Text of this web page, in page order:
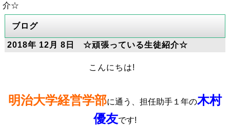
介☆
ブログ
2018年 12月 8日 ☆頑張っている生徒紹介☆
こんにちは!
明治大学経営学部に通う、担任助手１年の木村
優友です!